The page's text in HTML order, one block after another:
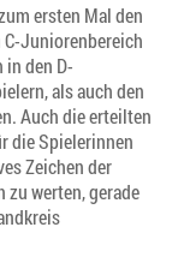
ersten Mal den
Juniorenbereich
in den D-
als auch den
Auch die erteilten
die Spielerinnen
Zeichen der
zu werten, gerade